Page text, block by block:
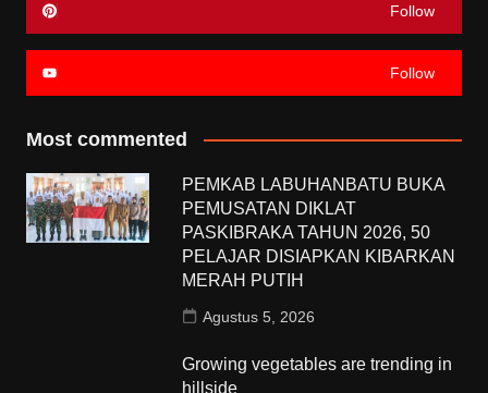
Follow
Follow
Most commented
PEMKAB LABUHANBATU BUKA
PEMUSATAN DIKLAT
PASKIBRAKA TAHUN 2026, 50
PELAJAR DISIAPKAN KIBARKAN
MERAH PUTIH
Agustus 5, 2026
Growing vegetables are trending in
hillside